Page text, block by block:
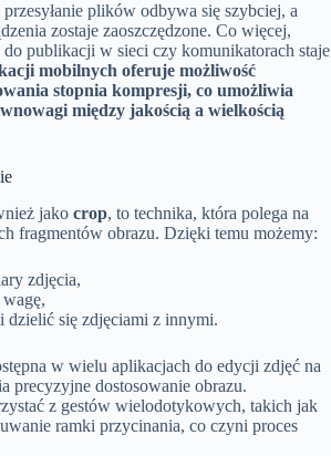
plików odbywa się szybciej, a
zostaje zaoszczędzone. Co więcej,
publikacji w sieci czy komunikatorach staje
mobilnych oferuje możliwość
stopnia kompresji, co umożliwia
między jakością a wielkością
jako crop, to technika, która polega na
fragmentów obrazu. Dzięki temu możemy:
zdjęcia,
i dzielić się zdjęciami z innymi.
w wielu aplikacjach do edycji zdjęć na
precyzyjne dostosowanie obrazu.
z gestów wielodotykowych, takich jak
ramki przycinania, co czyni proces